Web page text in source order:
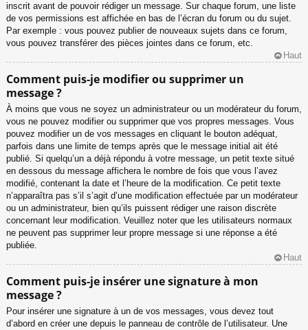
inscrit avant de pouvoir rédiger un message. Sur chaque forum, une liste
de vos permissions est affichée en bas de l’écran du forum ou du sujet.
Par exemple : vous pouvez publier de nouveaux sujets dans ce forum,
vous pouvez transférer des pièces jointes dans ce forum, etc.
Haut
Comment puis-je modifier ou supprimer un
message ?
À moins que vous ne soyez un administrateur ou un modérateur du forum,
vous ne pouvez modifier ou supprimer que vos propres messages. Vous
pouvez modifier un de vos messages en cliquant le bouton adéquat,
parfois dans une limite de temps après que le message initial ait été
publié. Si quelqu’un a déjà répondu à votre message, un petit texte situé
en dessous du message affichera le nombre de fois que vous l’avez
modifié, contenant la date et l’heure de la modification. Ce petit texte
n’apparaîtra pas s’il s’agit d’une modification effectuée par un modérateur
ou un administrateur, bien qu’ils puissent rédiger une raison discrète
concernant leur modification. Veuillez noter que les utilisateurs normaux
ne peuvent pas supprimer leur propre message si une réponse a été
publiée.
Haut
Comment puis-je insérer une signature à mon
message ?
Pour insérer une signature à un de vos messages, vous devez tout
d’abord en créer une depuis le panneau de contrôle de l’utilisateur. Une